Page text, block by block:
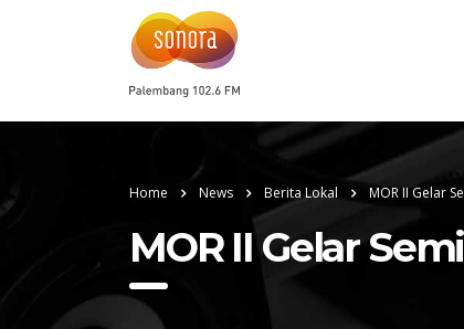
Home News Berita Lokal MOR II Gelar
MOR II Gelar